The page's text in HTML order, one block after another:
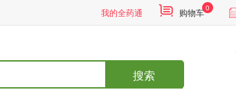
我的全药通 购物车0
搜索